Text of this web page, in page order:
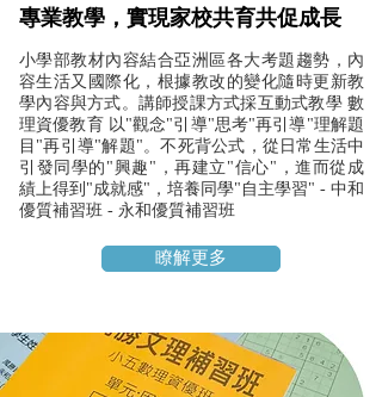
專業教學，實現家校共育共促成長
小學部教材內容結合亞洲區各大考題趨勢，內
容生活又國際化，根據教改的變化隨時更新教
學內容與方式。講師授課方式採互動式教學 數
理資優教育 以"觀念"引導"思考"再引導"理解題
目"再引導"解題"。不死背公式，從日常生活中
引發同學的"興趣"，再建立"信心"，進而從成
績上得到"成就感"，培養同學"自主學習" - 中和
優質補習班 - 永和優質補習班
瞭解更多